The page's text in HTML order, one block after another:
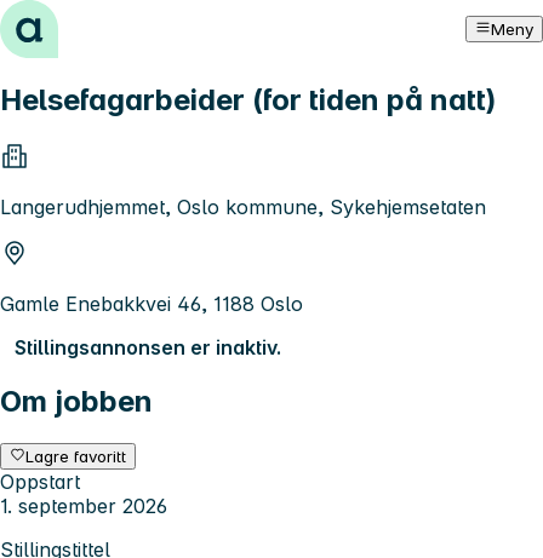
Hopp til innhold Meny
Helsefagarbeider (for tiden på natt)
Langerudhjemmet, Oslo kommune, Sykehjemsetaten
Gamle Enebakkvei 46, 1188 Oslo
Stillingsannonsen er inaktiv.
Om jobben
Lagre favoritt
Oppstart
1. september 2026
Stillingstittel